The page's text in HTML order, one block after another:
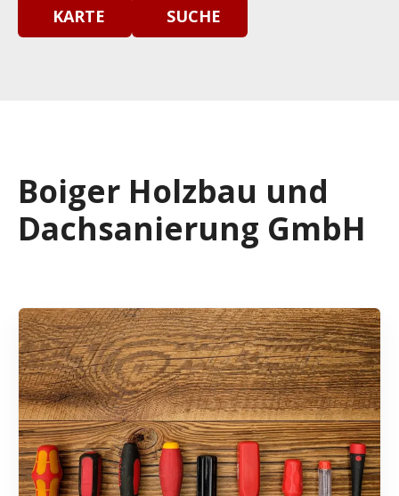
KARTE SUCHE
Boiger Holzbau und
Dachsanierung GmbH